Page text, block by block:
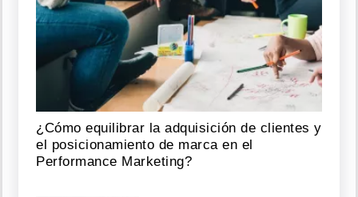
¿Cómo equilibrar la adquisición de clientes y
el posicionamiento de marca en el
Performance Marketing?